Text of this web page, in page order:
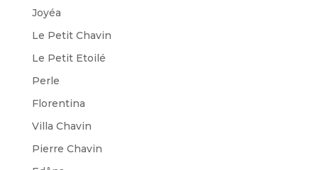
Joyéa
Le Petit Chavin
Le Petit Etoilé
Perle
Florentina
Villa Chavin
Pierre Chavin